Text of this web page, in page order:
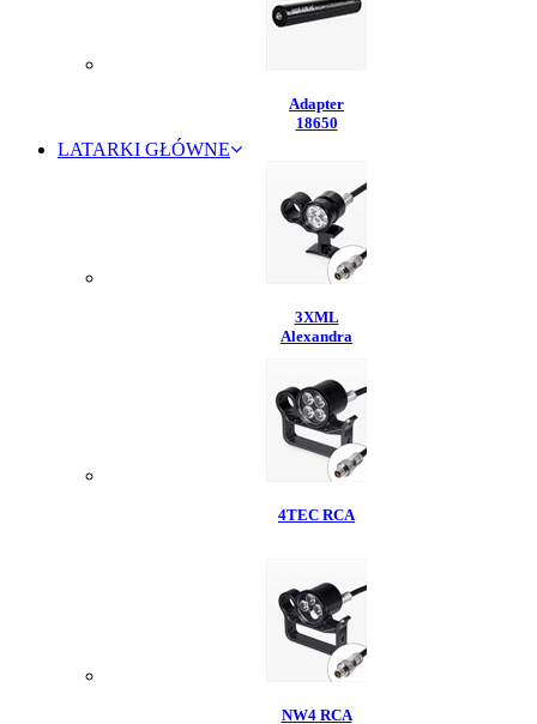
Adapter
18650
LATARKI GŁÓWNE
3XML
Alexandra
4TEC RCA
NW4 RCA